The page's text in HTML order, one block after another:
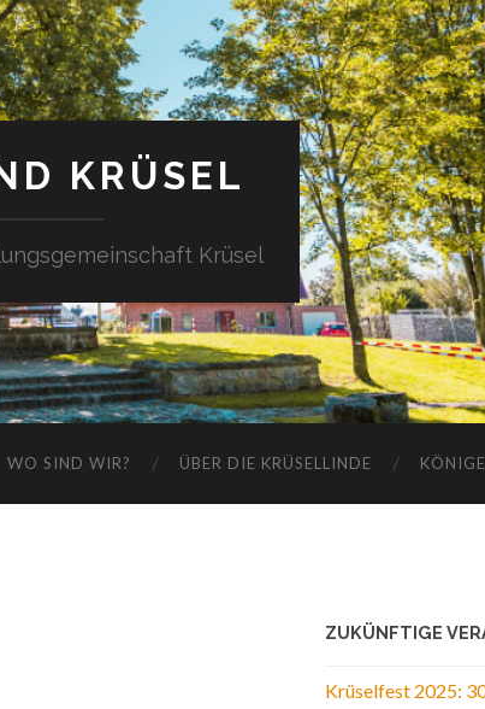
KRÜSEL
Krüsel
WO SIND WIR? ÜBER DIE KRÜSELLINDE
ZUKÜNFTIGE
Krüselfest 2025: